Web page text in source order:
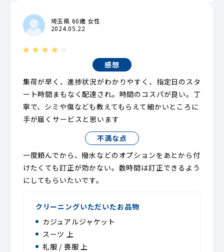
埼玉県 60歳 女性
2024.05.22
感想
集荷が早く、進捗状況がわかりやすく、指定日のスタ
ート時間まもなく配達され。時間のコスパが良い。丁
寧で、シミや傷なども教えてもらえて細かいところに
手が届くサービスと思います
不満な点
一度頼んでから、撥水などのオプションをあとから付
けたくても訂正が効かない。数時間は訂正できるよう
にしてもらいたいです。
クリーニングいただいたお品物
カジュアルジャケット
スーツ 上
礼服 / 喪服 上